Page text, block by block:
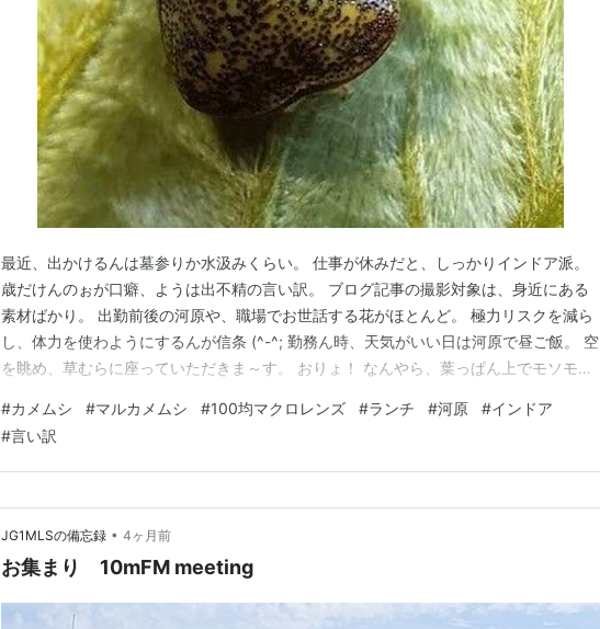
最近、出かけるんは墓参りか水汲みくらい。 仕事が休みだと、しっかりインドア派。
歳だけんのぉが口癖、ようは出不精の言い訳。 ブログ記事の撮影対象は、身近にある
素材ばかり。 出勤前後の河原や、職場でお世話する花がほとんど。 極力リスクを減ら
し、体力を使わようにするんが信条 (^-^; 勤務ん時、天気がいい日は河原で昼ご飯。 空
を眺め、草むらに座っていただきま～す。 おりょ！ なんやら、葉っぱん上でモソモ
っから見てん、カメちゃんには程遠いずんぐりむっくりなお姿。 体長5㎜くらい、ツヤ
ツヤ愛らしい。 でん、マメ科の植物…
#カメムシ #マルカメムシ #100均マクロレンズ #ランチ #河原 #インドア
#言い訳
JG1MLSの備忘録 • 4ヶ月前
お集まり 10mFM meeting